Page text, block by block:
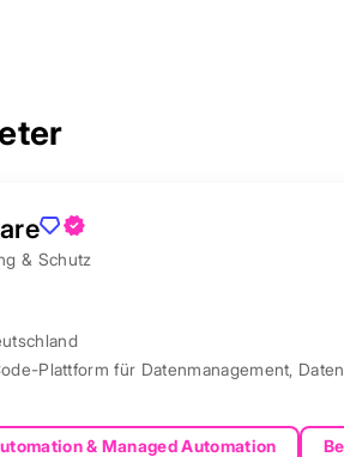
& Schutz
Plattform für Datenmanagement,
& Managed Automation